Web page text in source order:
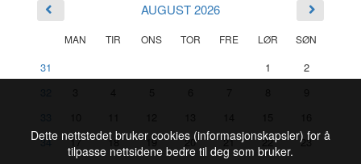
AUGUST 2026
MAN TIR ONS TOR FRE LØR SØN
31 1
2
34
17 18 19 20 21 22
23
Dette nettstedet bruker cookies (informasjonskapsler) for å
tilpasse nettsidene bedre til deg som bruker.